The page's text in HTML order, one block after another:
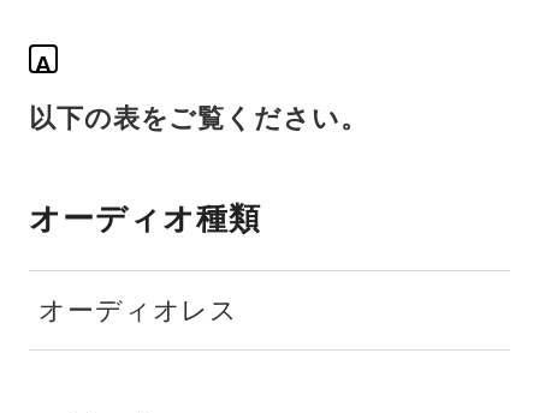
A
以下の表をご覧ください。
オーディオ種類
オーディオレス